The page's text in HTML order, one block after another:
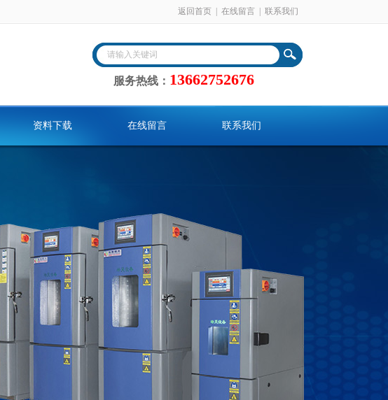
返回首页 在线留言 联系我们
服务热线： 13662752676
资料下载 在线留言 联系我们